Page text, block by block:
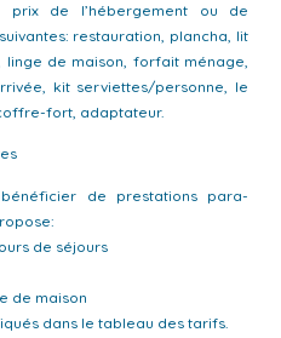
prix de l’hébergement ou de
restauration, plancha, lit
de maison, forfait ménage,
kit serviettes/personne, le
fort, adaptateur.
de prestations para-
de séjours
de maison
dans le tableau des tarifs.